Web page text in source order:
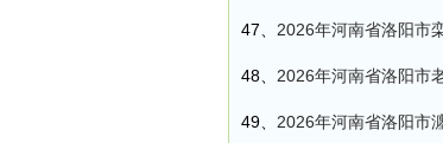
47、 2026年河南省洛阳市
48、 2026年河南省洛阳市
49、 2026年河南省洛阳市